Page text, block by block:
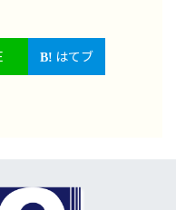
はてブ
ン